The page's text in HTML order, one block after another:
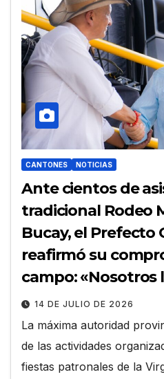
CANTONES NOTICIAS
Ante cientos de
tradicional Rodeo
Bucay, el Prefecto
reafirmó su
campo: «Nosotros
Guayas»
14 DE JULIO DE 2026
La máxima autoridad
de las actividades
fiestas patronales de la